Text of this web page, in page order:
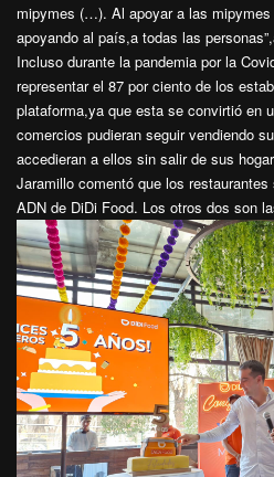
mipymes (…). Al apoyar a las mipymes
apoyando al país,a todas las
Incluso durante la pandemia por la
representar el 87 por ciento de los
plataforma,ya que esta se convirtió en
comercios pudieran seguir vendiendo
accedieran a ellos sin salir de sus
Jaramillo comentó que los
ADN de DiDi Food. Los otros dos son